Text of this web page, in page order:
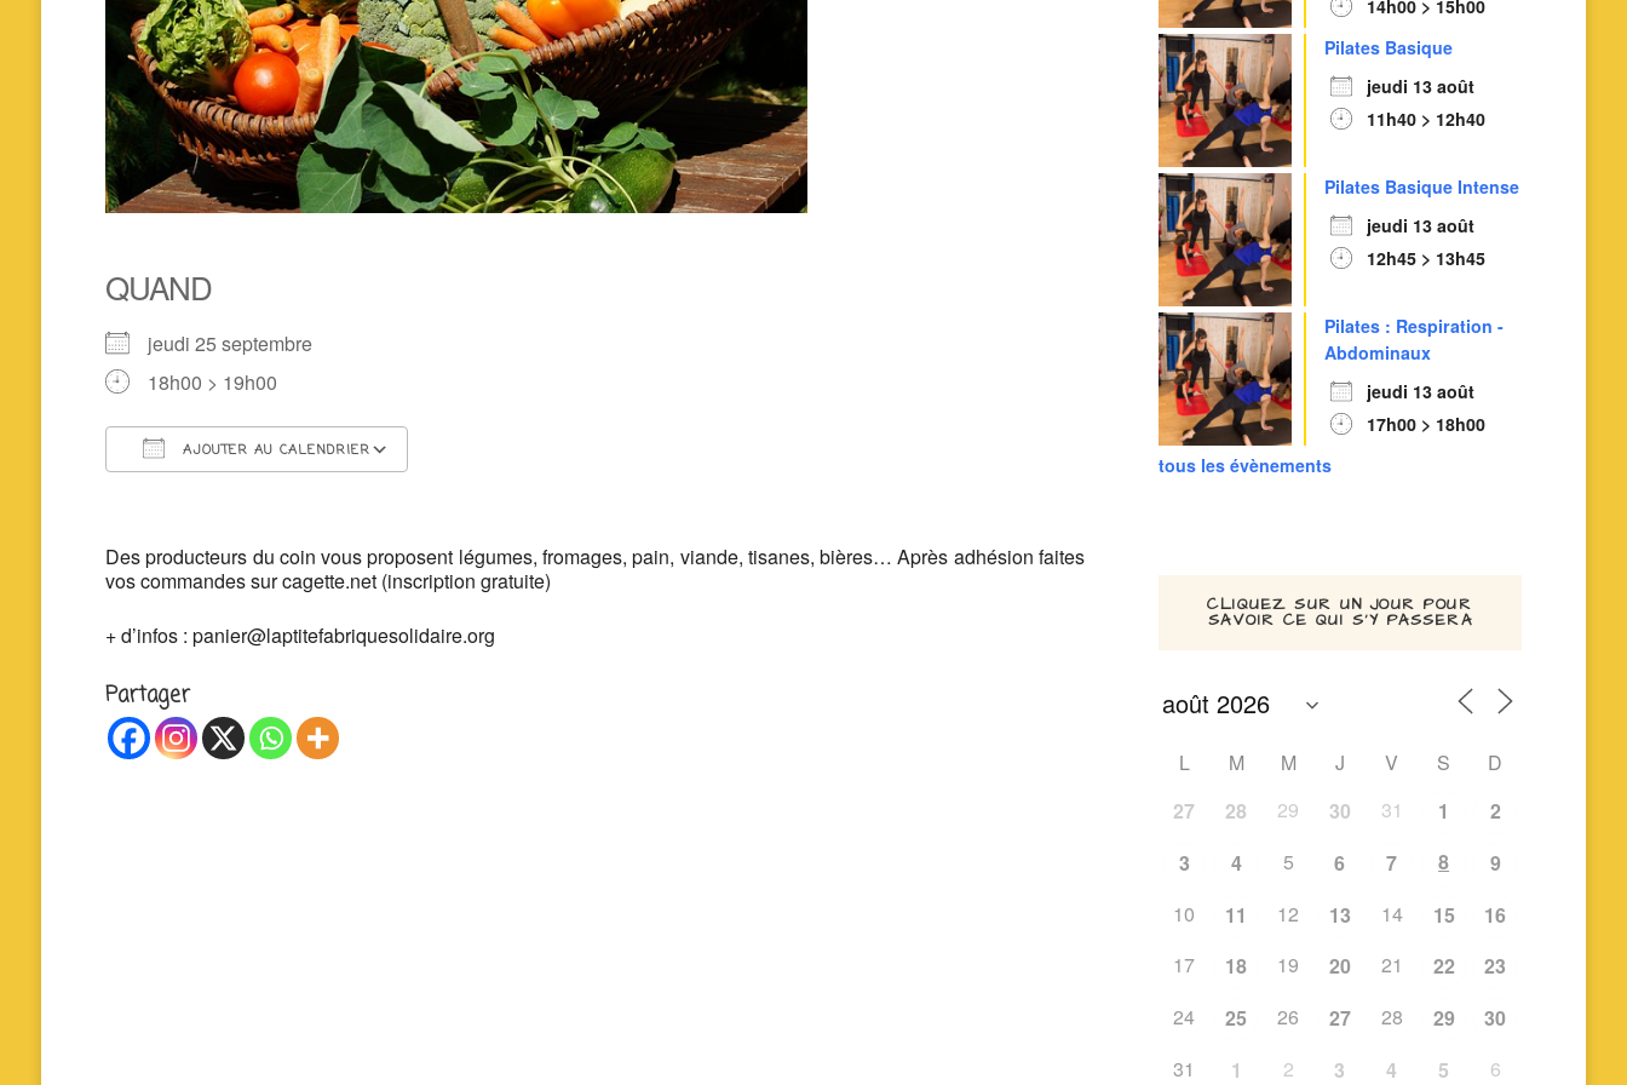
QUAND
jeudi 25 septembre
18h00 > 19h00
AJOUTER AU CALENDRIER
Des producteurs du coin vous proposent légumes, fromages, pain, viande, tisanes, bières… Après adhésion faites
vos commandes sur cagette.net (inscription gratuite)
+ d’infos : panier@laptitefabriquesolidaire.org
Partager
14h00 > 15h00
Pilates Basique
jeudi 13 août
11h40 > 12h40
Pilates Basique Intense
jeudi 13 août
12h45 > 13h45
Pilates : Respiration -
Abdominaux
jeudi 13 août
17h00 > 18h00
tous les évènements
CLIQUEZ SUR UN JOUR POUR
SAVOIR CE QUI S’Y PASSERA
L M M J V S
D
27
28 29 30 31 1
2
3
4 5 6 7 8
9
10
11 12 13 14 15
16
17
18 19 20 21 22
23
24
25 26 27 28 29
30
31
1 2 3 4 5 6